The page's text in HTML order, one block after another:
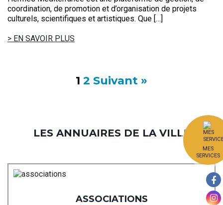
MES
SERVICES
coordination, de promotion et d’organisation de projets
culturels, scientifiques et artistiques. Que […]
> EN SAVOIR PLUS
1 2 Suivant »
LES ANNUAIRES DE LA VILLE
ASSOCIATIONS